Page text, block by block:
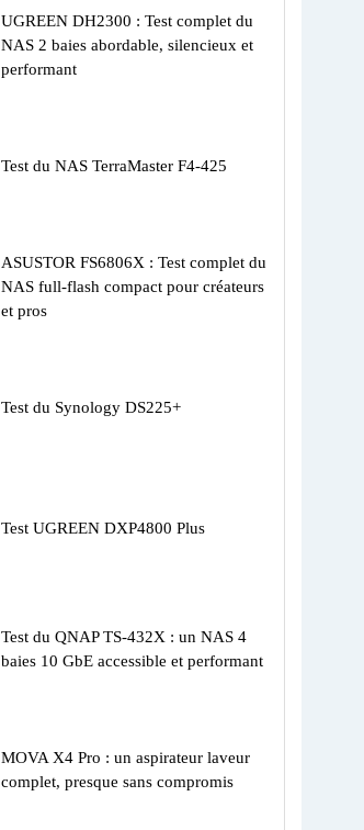
UGREEN DH2300 : Test complet du
NAS 2 baies abordable, silencieux et
performant
Test du NAS TerraMaster F4-425
ASUSTOR FS6806X : Test complet du
NAS full-flash compact pour créateurs
et pros
Test du Synology DS225+
Test UGREEN DXP4800 Plus
Test du QNAP TS-432X : un NAS 4
baies 10 GbE accessible et performant
MOVA X4 Pro : un aspirateur laveur
complet, presque sans compromis